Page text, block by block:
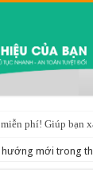
phí! Giúp bạn
hướng mới trong